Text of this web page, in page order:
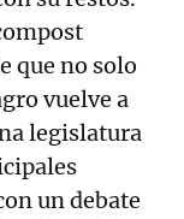
que no solo
vuelve a
legislatura
un debate